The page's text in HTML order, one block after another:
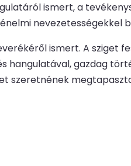
ismert, a
nevezetességekkel
ismert. A sziget
hangulatával, gazdag
szeretnének